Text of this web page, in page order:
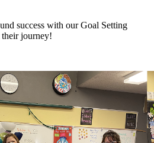
success with our Goal Setting
their journey!